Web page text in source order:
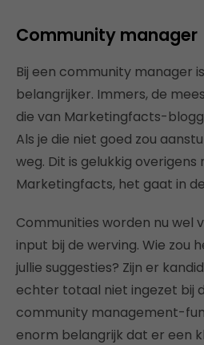
Community manager
Bij een community manager
belangrijker. Immers, de
die van Marketingfacts-
Als je die niet goed zou
weg. Dit is gelukkig overigens
Marketingfacts, het gaat in
Communities worden nu wel
input bij de werving. Wie zou
jullie suggesties? Zijn er
echter totaal niet ingezet bij
community management-
enorm belangrijk dat er een